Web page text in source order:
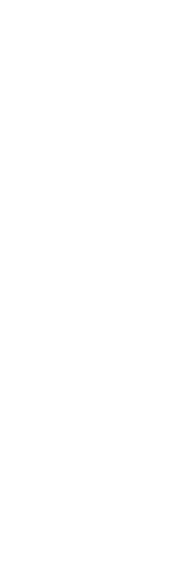
CİMNASTİK